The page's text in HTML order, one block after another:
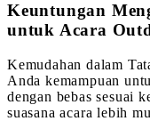
Keuntungan
untuk Acara
Kemudahan dalam
Anda kemampuan
dengan bebas sesuai
suasana acara lebih